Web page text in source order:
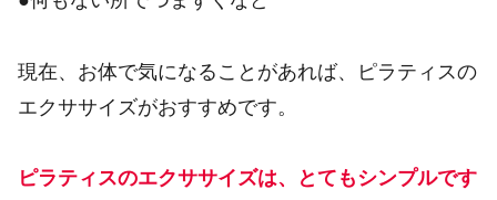
現在、お体で気になることがあれば、ピラティスの
エクササイズがおすすめです。
ピラティスのエクササイズは、とてもシンプルです